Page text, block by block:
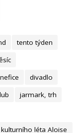
tento týden
divadlo
jarmark, trh
léta Aloise